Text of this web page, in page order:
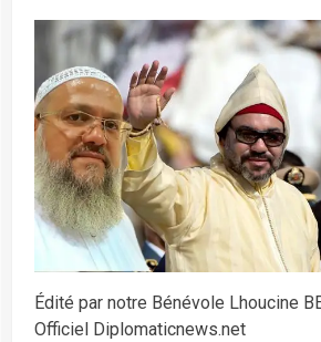
Édité par notre Bénévole Lhoucine
Officiel Diplomaticnews.net